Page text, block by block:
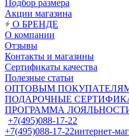
Подбор размера
Акции магазина
О БРЕНДЕ
О компании
Отзывы
Контакты и магазины
Сертификаты качества
Полезные статьи
ОПТОВЫМ
ПОДАРОЧНЫЕ
ПРОГРАММА
+7(495)088-17-22
+7(495)088-17-22интернет-